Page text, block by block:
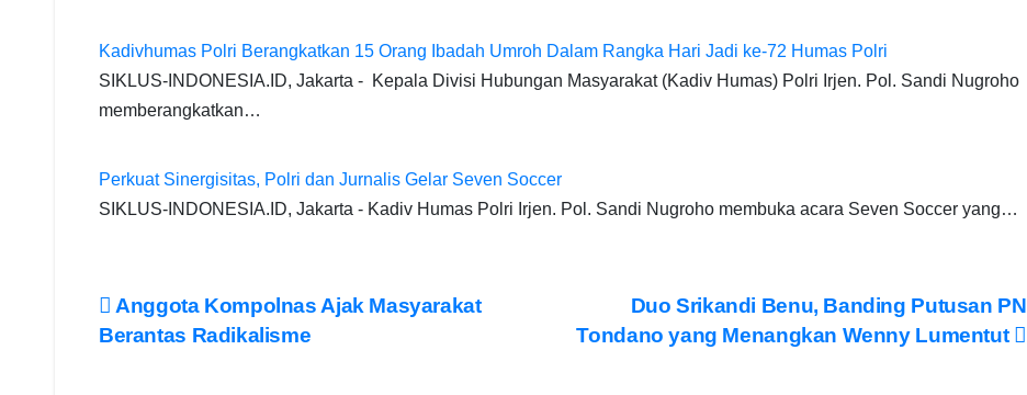
k
Kadivhumas Polri Berangkatkan 15 Orang Ibadah Umroh Dalam Rangka Hari Jadi ke-72 Humas Polri
SIKLUS-INDONESIA.ID, Jakarta - Kepala Divisi Hubungan Masyarakat (Kadiv Humas) Polri Irjen. Pol. Sandi Nugroho
memberangkatkan…
Perkuat Sinergisitas, Polri dan Jurnalis Gelar Seven Soccer
SIKLUS-INDONESIA.ID, Jakarta - Kadiv Humas Polri Irjen. Pol. Sandi Nugroho membuka acara Seven Soccer yang…
Post
Duo Srikandi Benu, Banding Putusan PN
Tondano yang Menangkan Wenny Lumentut
Anggota Kompolnas Ajak Masyarakat
Berantas Radikalisme